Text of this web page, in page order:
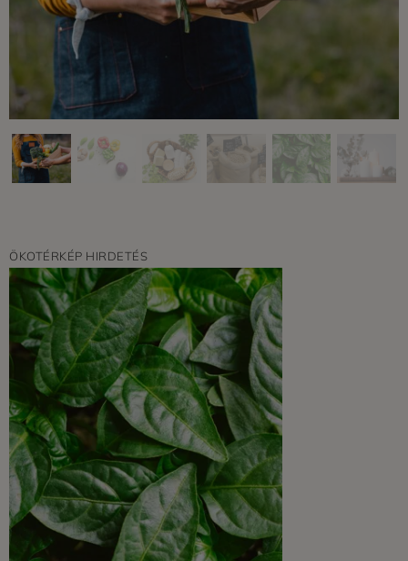
ÖKOTÉRKÉP HIRDETÉS